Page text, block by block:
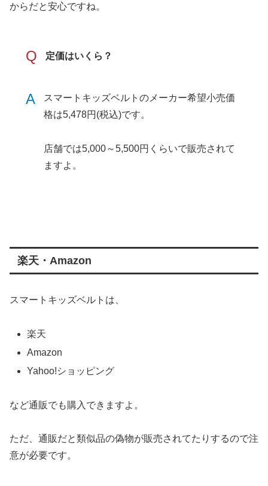
からだと安心ですね。
Q 定価はいくら？
A
スマートキッズベルトのメーカー希望小売価
格は5,478円(税込)です。
店舗では5,000～5,500円くらいで販売されて
ますよ。
楽天・Amazon
スマートキッズベルトは、
楽天
Amazon
Yahoo!ショッピング
など通販でも購入できますよ。
ただ、通販だと類似品の偽物が販売されてたりするので注
意が必要です。